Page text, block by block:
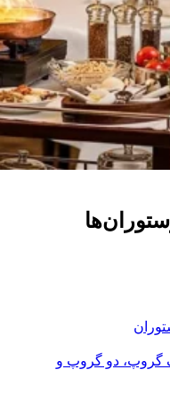
گروپ، دو گروپ و